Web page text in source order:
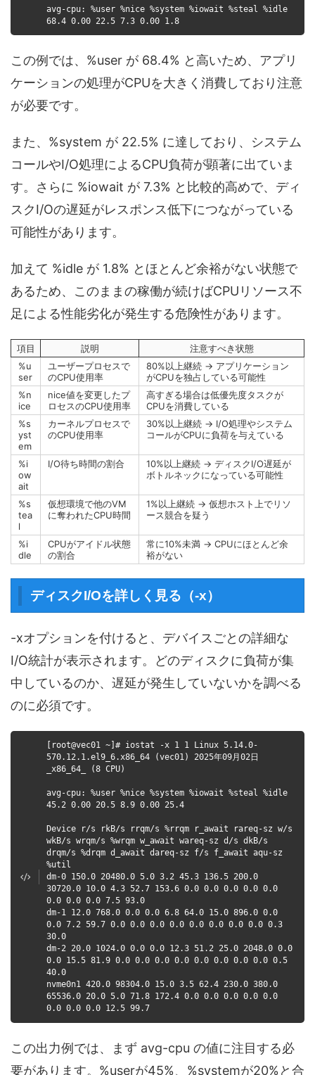
avg-cpu: %user %nice %system %iowait %steal %idle
68.4 0.00 22.5 7.3 0.00 1.8
この例では、%user が 68.4% と高いため、アプリ
ケーションの処理がCPUを大きく消費しており注意
が必要です。
また、%system が 22.5% に達しており、システム
コールやI/O処理によるCPU負荷が顕著に出ていま
す。さらに %iowait が 7.3% と比較的高めで、ディ
スクI/Oの遅延がレスポンス低下につながっている
可能性があります。
加えて %idle が 1.8% とほとんど余裕がない状態で
あるため、このままの稼働が続けばCPUリソース不
足による性能劣化が発生する危険性があります。
項目 説明
注意すべき状態
%u
ser
ユーザープロセスで
のCPU使用率
80%以上継続 → アプリケーション
がCPUを独占している可能性
%n
ice
nice値を変更したプ
ロセスのCPU使用率
高すぎる場合は低優先度タスクが
CPUを消費している
%s
yst
em
カーネルプロセスで
のCPU使用率
30%以上継続 → I/O処理やシステム
コールがCPUに負荷を与えている
%i
ow
ait
I/O待ち時間の割合
10%以上継続 → ディスクI/O遅延が
ボトルネックになっている可能性
%s
tea
l
仮想環境で他のVM
に奪われたCPU時間
1%以上継続 → 仮想ホスト上でリソ
ース競合を疑う
%i
dle
CPUがアイドル状態
の割合
常に10%未満 → CPUにほとんど余
裕がない
ディスクI/Oを詳しく見る（-x）
-xオプションを付けると、デバイスごとの詳細な
I/O統計が表示されます。どのディスクに負荷が集
中しているのか、遅延が発生していないかを調べる
のに必須です。
[root@vec01 ~]# iostat -x 1 1 Linux 5.14.0-
570.12.1.el9_6.x86_64 (vec01) 2025年09月02日
_x86_64_ (8 CPU)
avg-cpu: %user %nice %system %iowait %steal %idle
45.2 0.00 20.5 8.9 0.00 25.4
Device r/s rkB/s rrqm/s %rrqm r_await rareq-sz w/s
wkB/s wrqm/s %wrqm w_await wareq-sz d/s dkB/s
drqm/s %drqm d_await dareq-sz f/s f_await aqu-sz
%util
dm-0 150.0 20480.0 5.0 3.2 45.3 136.5 200.0
30720.0 10.0 4.3 52.7 153.6 0.0 0.0 0.0 0.0 0.0
0.0 0.0 0.0 7.5 93.0
dm-1 12.0 768.0 0.0 0.0 6.8 64.0 15.0 896.0 0.0
0.0 7.2 59.7 0.0 0.0 0.0 0.0 0.0 0.0 0.0 0.0 0.3
30.0
dm-2 20.0 1024.0 0.0 0.0 12.3 51.2 25.0 2048.0 0.0
0.0 15.5 81.9 0.0 0.0 0.0 0.0 0.0 0.0 0.0 0.0 0.5
40.0
nvme0n1 420.0 98304.0 15.0 3.5 62.4 230.0 380.0
65536.0 20.0 5.0 71.8 172.4 0.0 0.0 0.0 0.0 0.0
0.0 0.0 0.0 12.5 99.7
この出力例では、まず avg-cpu の値に注目する必
要があります。%userが45%、%systemが20%と合